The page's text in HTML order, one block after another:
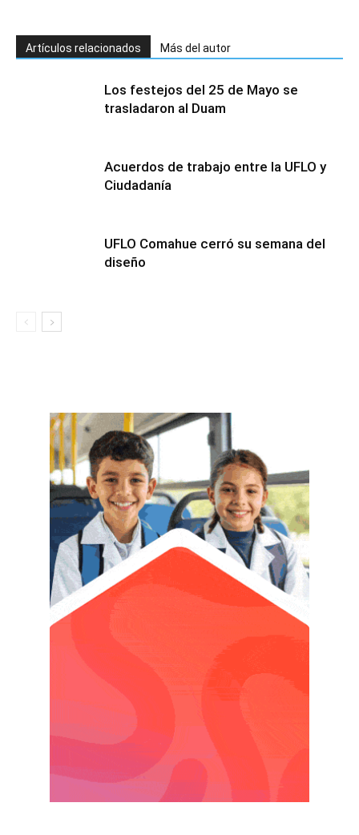
Artículos relacionados Más del autor
Los festejos del 25 de Mayo se
trasladaron al Duam
Acuerdos de trabajo entre la UFLO y
Ciudadanía
UFLO Comahue cerró su semana del
diseño